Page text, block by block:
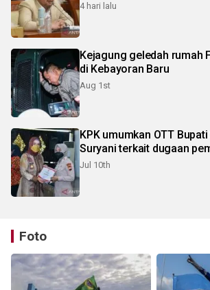
4 hari lalu
Kejagung geledah rumah
di Kebayoran Baru
Aug 1st
KPK umumkan OTT
Suryani terkait dugaan
Jul 10th
Foto